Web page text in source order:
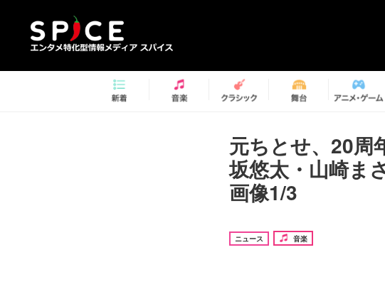
元ちとせ、20周
坂悠太・山崎ま
画像1/3
ニュース 音楽